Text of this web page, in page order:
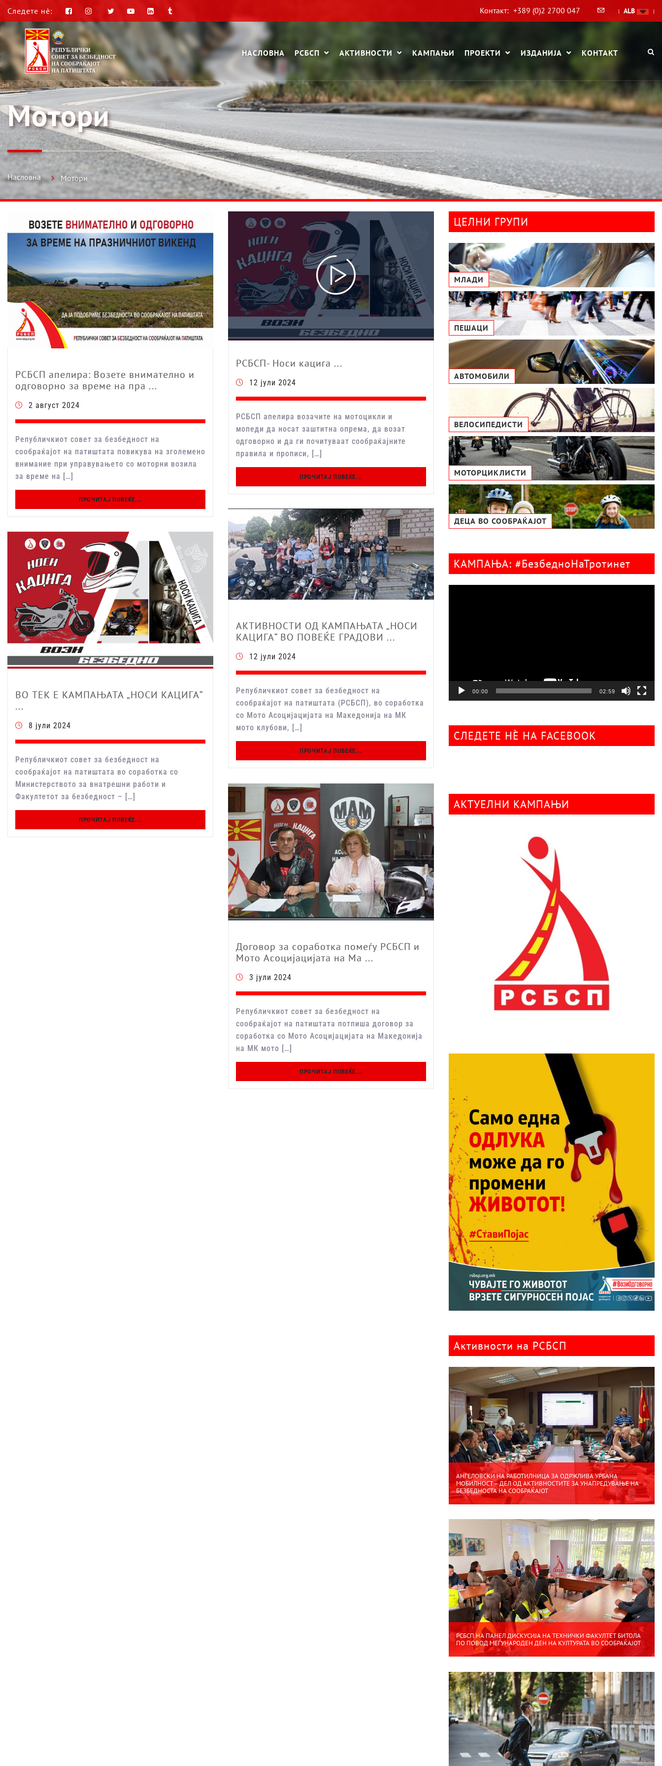
Следете нè: Контакт: +389 (0)2 2700 047 | ALB |
НАСЛОВНА РСБСП АКТИВНОСТИ КАМПАЊИ ПРОЕКТИ ИЗДАНИЈА КОНТАКТ
Мотори
Насловна Мотори
РСБСП апелира: Возете внимателно и
одговорно за време на пра ...
2 август 2024
Републичкиот совет за безбедност на
сообраќајот на патиштата повикува на зголемено
внимание при управувањето со моторни возила
за време на […]
ПРОЧИТАЈ ПОВЕЌЕ...
РСБСП- Носи кацига ...
12 јули 2024
РСБСП апелира возачите на мотоцикли и
мопеди да носат заштитна опрема, да возат
одговорно и да ги почитуваат сообраќајните
правила и прописи, […]
ПРОЧИТАЈ ПОВЕЌЕ...
АКТИВНОСТИ ОД КАМПАЊАТА „НОСИ
КАЦИГА“ ВО ПОВЕЌЕ ГРАДОВИ ...
12 јули 2024
Републичкиот совет за безбедност на
сообраќајот на патиштата (РСБСП), во соработка
со Мото Асоцијацијата на Македонија на МК
мото клубови, […]
ПРОЧИТАЈ ПОВЕЌЕ...
ВО ТЕК Е КАМПАЊАТА „НОСИ КАЦИГА“
...
8 јули 2024
Републичкиот совет за безбедност на
сообраќајот на патиштата во соработка со
Министерството за внатрешни работи и
Факултетот за безбедност – […]
ПРОЧИТАЈ ПОВЕЌЕ...
Договор за соработка помеѓу РСБСП и
Мото Асоцијацијата на Ма ...
3 јули 2024
Републичкиот совет за безбедност на
сообраќајот на патиштата потпиша договор за
соработка со Мото Асоцијацијата на Македонија
на МК мото […]
ПРОЧИТАЈ ПОВЕЌЕ...
ЦЕЛНИ ГРУПИ
МЛАДИ
ПЕШАЦИ
АВТОМОБИЛИ
ВЕЛОСИПЕДИСТИ
МОТОРЦИКЛИСТИ
ДЕЦА ВО СООБРАЌАЈОТ
КАМПАЊА: #БезбедноНаТротинет
00:00 02:59
СЛЕДЕТЕ НÈ НА FACEBOOK
АКТУЕЛНИ КАМПАЊИ
Активности на РСБСП
АНГЕЛОВСКИ НА РАБОТИЛНИЦА ЗА ОДРЖЛИВА УРБАНА
МОБИЛНОСТ – ДЕЛ ОД АКТИВНОСТИТЕ ЗА УНАПРЕДУВАЊЕ НА
БЕЗБЕДНОСТА НА СООБРАЌАЈОТ
РСБСП НА ПАНЕЛ ДИСКУСИЈА НА ТЕХНИЧКИ ФАКУЛТЕТ БИТОЛА
ПО ПОВОД МЕЃУНАРОДЕН ДЕН НА КУЛТУРАТА ВО СООБРАЌАЈОТ